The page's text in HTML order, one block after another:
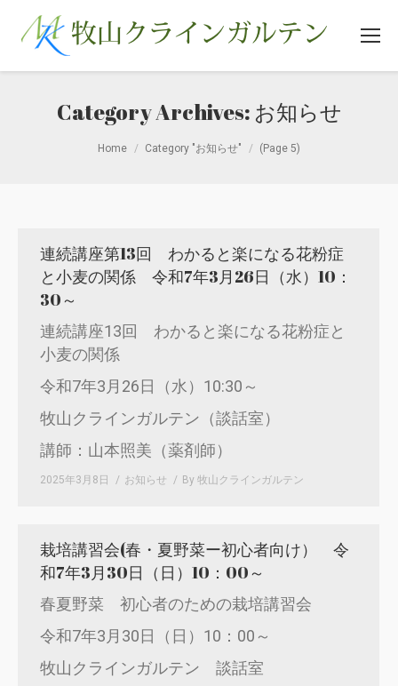
Category Archives: お知らせ
You are here:Home Category "お知らせ" (Page 5)
連続講座第13回 わかると楽になる花粉症
と小麦の関係 令和7年3月26日（水）10：
30～
連続講座13回 わかると楽になる花粉症と
小麦の関係
令和7年3月26日（水）10:30～
牧山クラインガルテン（談話室）
講師：山本照美（薬剤師）
2025年3月8日 お知らせ By 牧山クラインガルテン
栽培講習会(春・夏野菜ー初心者向け） 令
和7年3月30日（日）10：00～
春夏野菜 初心者のための栽培講習会
令和7年3月30日（日）10：00～
牧山クラインガルテン 談話室